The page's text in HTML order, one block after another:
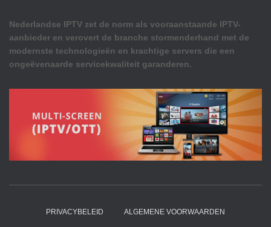
Nederlandse IPTV zet de norm als vooraanstaande IPTV-
aanbieder en verovert de branche stormenderhand met de
modernste technologieën en krachtige servers die een
ongeëvenaarde servicekwaliteit garanderen.
PRIVACYBELEID ALGEMENE VOORWAARDEN